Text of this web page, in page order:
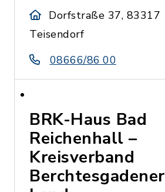
Dorfstraße 37, 83317
Teisendorf
08666/86 00
BRK-Haus Bad
Reichenhall –
Kreisverband
Berchtesgadener